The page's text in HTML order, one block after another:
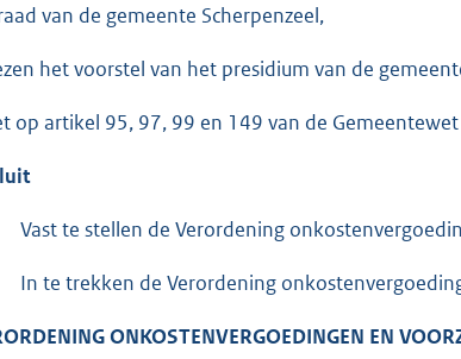
van de gemeente Scherpenzeel,
het voorstel van het presidium van de
op artikel 95, 97, 99 en 149 van de
Vast te stellen de Verordening
In te trekken de Verordening
ONKOSTENVERGOEDINGEN EN